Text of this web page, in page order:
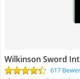
Wilkinson Sword
617